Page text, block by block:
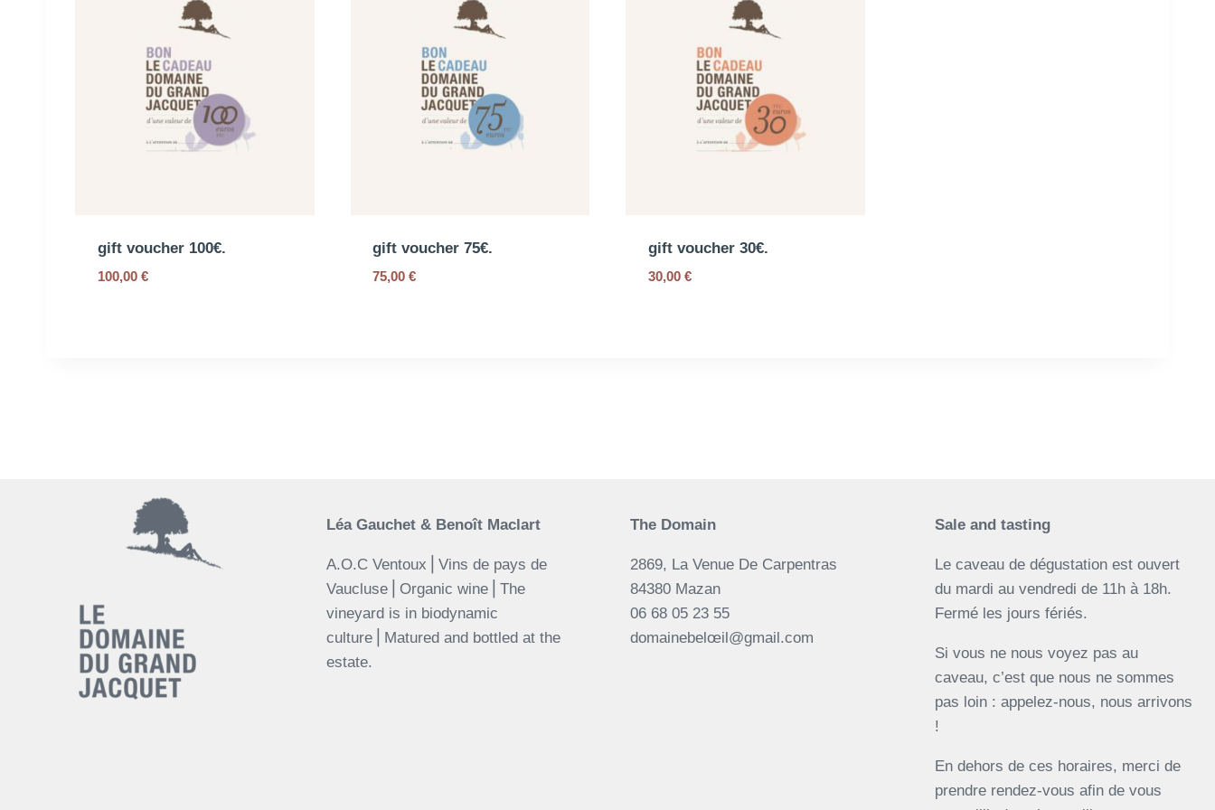
gift voucher 100€.
100,00 €
gift voucher 75€.
75,00 €
gift voucher 30€.
30,00 €
Léa Gauchet & Benoît Maclart
A.O.C Ventoux⎪Vins de pays de
Vaucluse⎪Organic wine⎪The
vineyard is in biodynamic
culture⎪Matured and bottled at the
estate.
The Domain
2869, La Venue De Carpentras
84380 Mazan
06 68 05 23 55
domainebelœil@gmail.com
Sale and tasting
Le caveau de dégustation est ouvert
du mardi au vendredi de 11h à 18h.
Fermé les jours fériés.
Si vous ne nous voyez pas au
caveau, c’est que nous ne sommes
pas loin : appelez-nous, nous arrivons
!
En dehors de ces horaires, merci de
prendre rendez-vous afin de vous